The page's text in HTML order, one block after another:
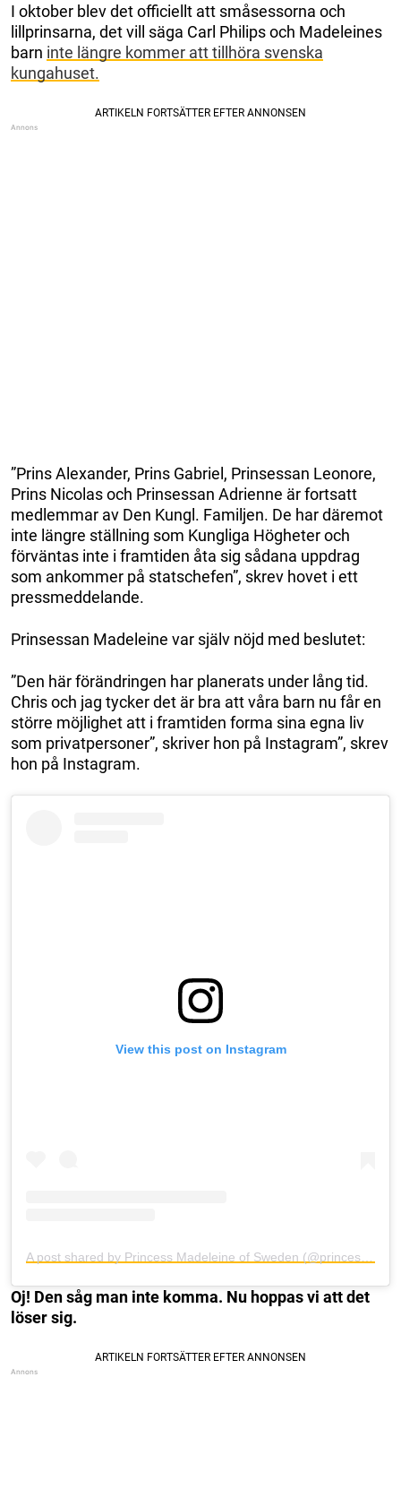
I oktober blev det officiellt att småsessorna och
lillprinsarna, det vill säga Carl Philips och Madeleines
barn inte längre kommer att tillhöra svenska
kungahuset.
”Prins Alexander, Prins Gabriel, Prinsessan Leonore,
Prins Nicolas och Prinsessan Adrienne är fortsatt
medlemmar av Den Kungl. Familjen. De har däremot
inte längre ställning som Kungliga Högheter och
förväntas inte i framtiden åta sig sådana uppdrag
som ankommer på statschefen”, skrev hovet i ett
pressmeddelande.
Prinsessan Madeleine var själv nöjd med beslutet:
”Den här förändringen har planerats under lång tid.
Chris och jag tycker det är bra att våra barn nu får en
större möjlighet att i framtiden forma sina egna liv
som privatpersoner”, skriver hon på Instagram”, skrev
hon på Instagram.
View this post on Instagram
Oj! Den såg man inte komma. Nu hoppas vi att det
löser sig.